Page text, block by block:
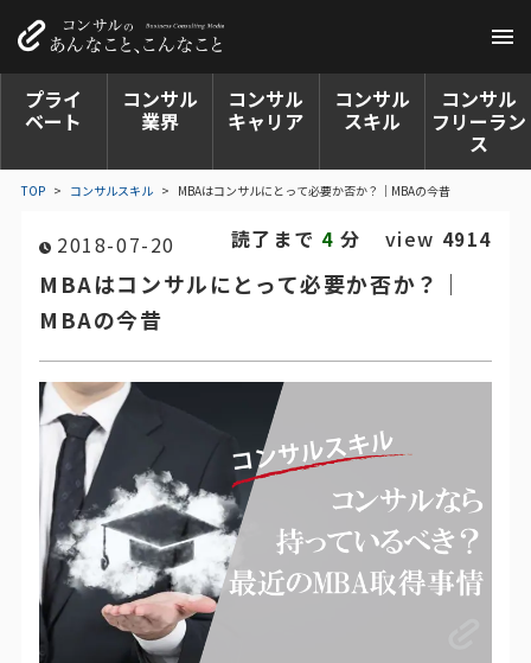
プライ
ベート
コンサル
業界
コンサル
キャリア
コンサル
スキル
コンサル
フリーラン
ス
TOP > コンサルスキル > MBAはコンサルにとって必要か否か？｜MBAの今昔
2018-07-20 view 4914
読了まで 4 分
MBAはコンサルにとって必要か否か？｜
MBAの今昔